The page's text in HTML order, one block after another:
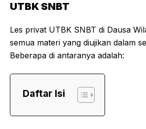
UTBK SNBT
Les privat UTBK SNBT di Dausa
semua materi yang diujikan dalam
Beberapa di antaranya adalah:
Daftar Isi